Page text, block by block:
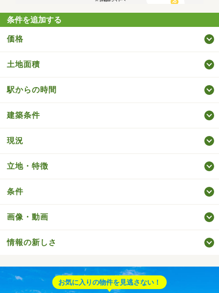
条件を追加する
価格
土地面積
駅からの時間
建築条件
現況
立地・特徴
条件
画像・動画
情報の新しさ
お気に入りの物件を見逃さない！